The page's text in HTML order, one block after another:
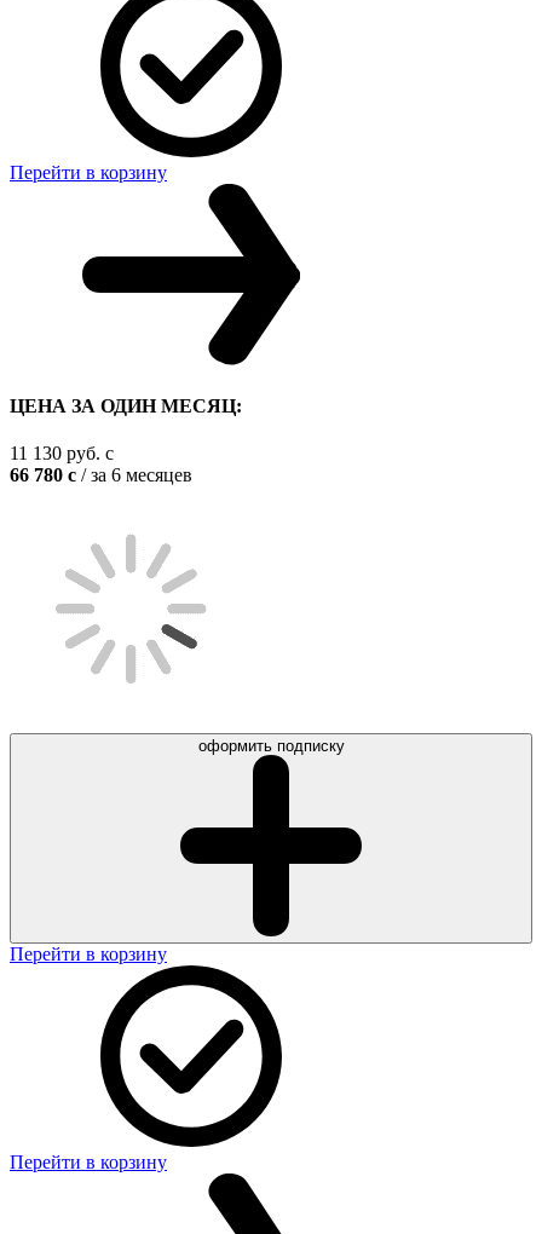
Перейти в корзину
ЦЕНА ЗА ОДИН МЕСЯЦ:
11 130 руб. c
66 780 c / за 6 месяцев
оформить подписку
Перейти в корзину
Перейти в корзину